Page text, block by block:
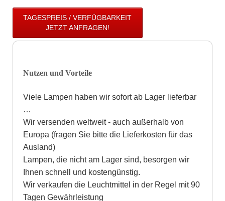
TAGESPREIS / VERFÜGBARKEIT
JETZT ANFRAGEN!
Nutzen und Vorteile
Viele Lampen haben wir sofort ab Lager lieferbar
…
Wir versenden weltweit - auch außerhalb von
Europa (fragen Sie bitte die Lieferkosten für das
Ausland)
Lampen, die nicht am Lager sind, besorgen wir
Ihnen schnell und kostengünstig.
Wir verkaufen die Leuchtmittel in der Regel mit 90
Tagen Gewährleistung